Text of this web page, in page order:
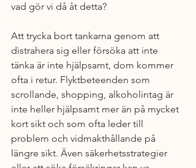
vad gör vi då åt detta?
Att trycka bort tankarna genom att
distrahera sig eller försöka att inte
tänka är inte hjälpsamt, dom kommer
ofta i retur. Flyktbeteenden som
scrollande, shopping, alkoholintag är
inte heller hjälpsamt mer än på mycket
kort sikt och som ofta leder till
problem och vidmakthållande på
längre sikt. Även säkerhetsstrategier